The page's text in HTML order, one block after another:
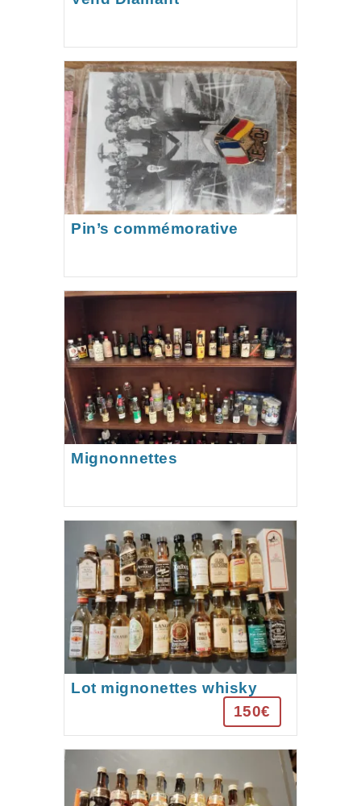
Pin’s commémorative
Mitterrand.
Mignonnettes
Lot mignonettes whisky
150€